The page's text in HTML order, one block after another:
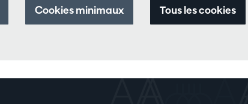
Cookies minimaux Tous les cookies